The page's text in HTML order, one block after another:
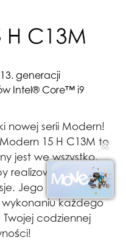
✕
generacji
Intel® Core™ i9
nowej serii Modern!
15 H C13M to
jest we wszystko,
realizować swoje
Jego niesamowita
każdego
codziennej